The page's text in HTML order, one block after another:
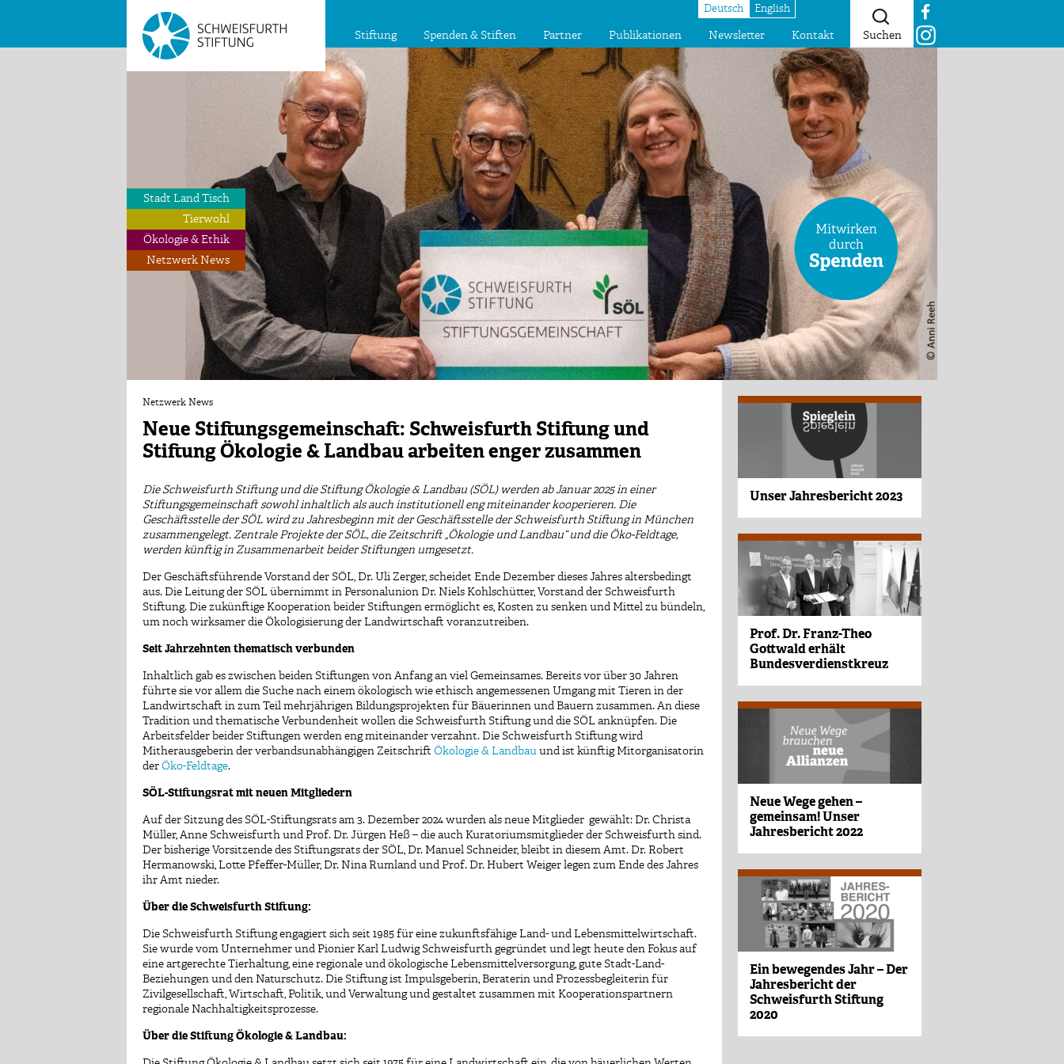
Stiftung Spenden & Stiften Partner Publikationen Newsletter Kontakt Suchen
Deutsch English
Stadt Land Tisch
Tierwohl
Ökologie & Ethik
Netzwerk News
Netzwerk News
Neue Stiftungsgemeinschaft: Schweisfurth Stiftung und
Stiftung Ökologie & Landbau arbeiten enger zusammen
Die Schweisfurth Stiftung und die Stiftung Ökologie & Landbau (SÖL) werden ab Januar 2025 in einer
Stiftungsgemeinschaft sowohl inhaltlich als auch institutionell eng miteinander kooperieren. Die
Geschäftsstelle der SÖL wird zu Jahresbeginn mit der Geschäftsstelle der Schweisfurth Stiftung in München
zusammengelegt. Zentrale Projekte der SÖL, die Zeitschrift „Ökologie und Landbau“ und die Öko-Feldtage,
werden künftig in Zusammenarbeit beider Stiftungen umgesetzt.
Der Geschäftsführende Vorstand der SÖL, Dr. Uli Zerger, scheidet Ende Dezember dieses Jahres altersbedingt
aus. Die Leitung der SÖL übernimmt in Personalunion Dr. Niels Kohlschütter, Vorstand der Schweisfurth
Stiftung. Die zukünftige Kooperation beider Stiftungen ermöglicht es, Kosten zu senken und Mittel zu bündeln,
um noch wirksamer die Ökologisierung der Landwirtschaft voranzutreiben.
Seit Jahrzehnten thematisch verbunden
Inhaltlich gab es zwischen beiden Stiftungen von Anfang an viel Gemeinsames. Bereits vor über 30 Jahren
führte sie vor allem die Suche nach einem ökologisch wie ethisch angemessenen Umgang mit Tieren in der
Landwirtschaft in zum Teil mehrjährigen Bildungsprojekten für Bäuerinnen und Bauern zusammen. An diese
Tradition und thematische Verbundenheit wollen die Schweisfurth Stiftung und die SÖL anknüpfen. Die
Arbeitsfelder beider Stiftungen werden eng miteinander verzahnt. Die Schweisfurth Stiftung wird
Mitherausgeberin der verbandsunabhängigen Zeitschrift Ökologie & Landbau und ist künftig Mitorganisatorin
der Öko-Feldtage.
SÖL-Stiftungsrat mit neuen Mitgliedern
Auf der Sitzung des SÖL-Stiftungsrats am 3. Dezember 2024 wurden als neue Mitglieder gewählt: Dr. Christa
Müller, Anne Schweisfurth und Prof. Dr. Jürgen Heß – die auch Kuratoriumsmitglieder der Schweisfurth sind.
Der bisherige Vorsitzende des Stiftungsrats der SÖL, Dr. Manuel Schneider, bleibt in diesem Amt. Dr. Robert
Hermanowski, Lotte Pfeffer-Müller, Dr. Nina Rumland und Prof. Dr. Hubert Weiger legen zum Ende des Jahres
ihr Amt nieder.
Über die Schweisfurth Stiftung:
Die Schweisfurth Stiftung engagiert sich seit 1985 für eine zukunftsfähige Land- und Lebensmittelwirtschaft.
Sie wurde vom Unternehmer und Pionier Karl Ludwig Schweisfurth gegründet und legt heute den Fokus auf
eine artgerechte Tierhaltung, eine regionale und ökologische Lebensmittelversorgung, gute Stadt-Land-
Beziehungen und den Naturschutz. Die Stiftung ist Impulsgeberin, Beraterin und Prozessbegleiterin für
Zivilgesellschaft, Wirtschaft, Politik, und Verwaltung und gestaltet zusammen mit Kooperationspartnern
regionale Nachhaltigkeitsprozesse.
Über die Stiftung Ökologie & Landbau:
Unser Jahresbericht 2023
Prof. Dr. Franz-Theo
Gottwald erhält
Bundesverdienstkreuz
Neue Wege gehen –
gemeinsam! Unser
Jahresbericht 2022
Ein bewegendes Jahr – Der
Jahresbericht der
Schweisfurth Stiftung
2020